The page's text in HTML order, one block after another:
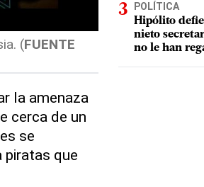
(FUENTE
la amenaza
cerca de un
se
piratas que
POLÍTICA
Hipólito
nieto
no le han